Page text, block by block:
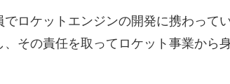
ロケットエンジンの開発に携わってい
その責任を取ってロケット事業から